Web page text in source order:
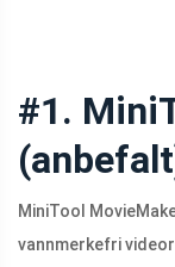
#1.
MiniTool
vannmerkefri